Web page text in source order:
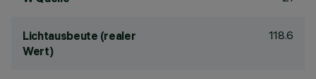
Lichtausbeute (realer
Wert)
118.6